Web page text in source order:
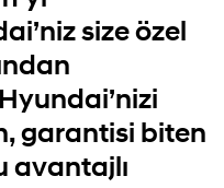
size özel
garantisi biten
avantajlı